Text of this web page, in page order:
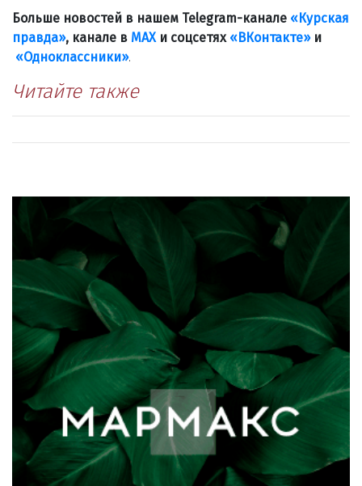
Больше новостей в нашем Telegram-канале «Курская
правда», канале в МАХи соцсетях «ВКонтакте»и
«Одноклассники».
Читайте также